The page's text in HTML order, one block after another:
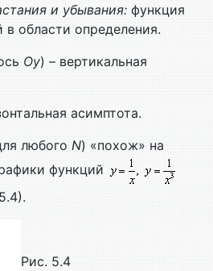
и убывания: функция
области определения.
Оу) – вертикальная
асимптота.
любого N) «похож» на
функций
Рис. 5.4